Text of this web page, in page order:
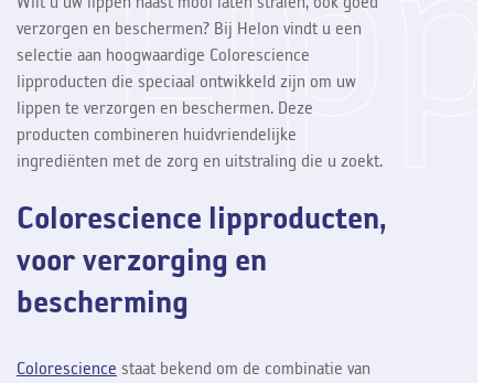
verzorgen en beschermen? Bij Helon vindt u een
selectie aan hoogwaardige Colorescience
lipproducten die speciaal ontwikkeld zijn om uw
lippen te verzorgen en beschermen. Deze
producten combineren huidvriendelijke
ingrediënten met de zorg en uitstraling die u zoekt.
Colorescience lipproducten,
voor verzorging en
bescherming
Colorescience staat bekend om de combinatie van